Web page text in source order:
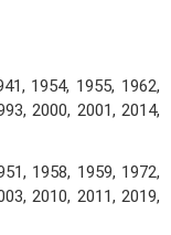
1954, 1955, 1962,
2000, 2001, 2014,
1958, 1959, 1972,
2010, 2011, 2019,